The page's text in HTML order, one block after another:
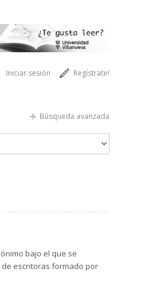
Regístrate!
Iniciar sesión
Búsqueda avanzada
bajo el que se
escritoras formado por